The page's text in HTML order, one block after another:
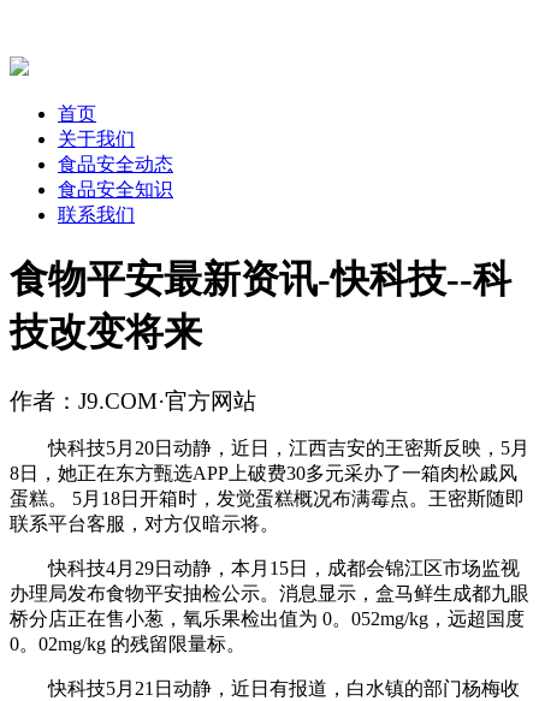
首页
关于我们
食品安全动态
食品安全知识
联系我们
食物平安最新资讯-快科技--科
技改变将来
作者：J9.COM·官方网站
快科技5月20日动静，近日，江西吉安的王密斯反映，5月
8日，她正在东方甄选APP上破费30多元采办了一箱肉松戚风
蛋糕。 5月18日开箱时，发觉蛋糕概况布满霉点。王密斯随即
联系平台客服，对方仅暗示将。
快科技4月29日动静，本月15日，成都会锦江区市场监视
办理局发布食物平安抽检公示。消息显示，盒马鲜生成都九眼
桥分店正在售小葱，氧乐果检出值为 0。052mg/kg，远超国度
0。02mg/kg 的残留限量标。
快科技5月21日动静，近日有报道，白水镇的部门杨梅收